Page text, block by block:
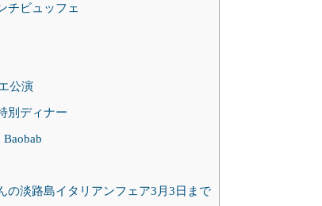
チビュッフェ
公演
別ディナー
の淡路島イタリアンフェア3月3日まで